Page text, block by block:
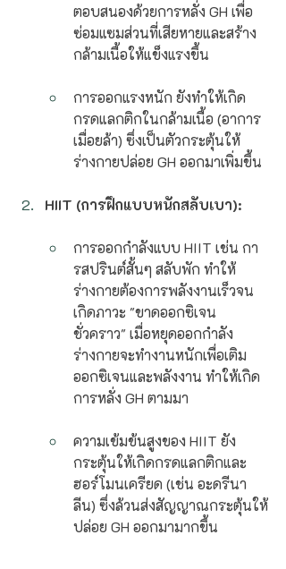
ตอบสนองด้วยการหลั่ง GH เพื่อ
ซ่อมแซมส่วนที่เสียหายและสร้าง
กล้ามเนื้อให้แข็งแรงขึ้น
การออกแรงหนัก ยังทำให้เกิด
กรดแลกติกในกล้ามเนื้อ (อาการ
เมื่อยล้า) ซึ่งเป็นตัวกระตุ้นให้
ร่างกายปล่อย GH ออกมาเพิ่มขึ้น
HIIT (การฝึกแบบหนักสลับเบา):
การออกกำลังแบบ HIIT เช่น กา
รสปรินต์สั้นๆ สลับพัก ทำให้
ร่างกายต้องการพลังงานเร็วจน
เกิดภาวะ "ขาดออกซิเจน
ชั่วคราว" เมื่อหยุดออกกำลัง
ร่างกายจะทำงานหนักเพื่อเติม
ออกซิเจนและพลังงาน ทำให้เกิด
การหลั่ง GH ตามมา
ความเข้มข้นสูงของ HIIT ยัง
กระตุ้นให้เกิดกรดแลกติกและ
ฮอร์โมนเครียด (เช่น อะดรีนา
ลีน) ซึ่งล้วนส่งสัญญาณกระตุ้นให้
ปล่อย GH ออกมามากขึ้น